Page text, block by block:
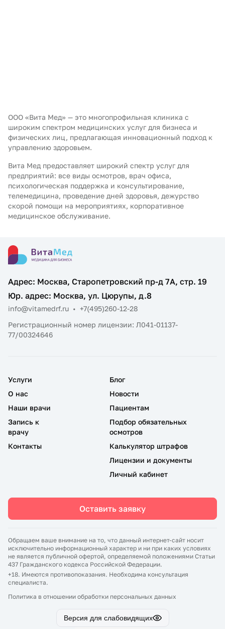
ООО «Вита Мед» — это многопрофильная клиника с
широким спектром медицинских услуг для бизнеса и
физических лиц, предлагающая инновационный подход к
управлению здоровьем.
Вита Мед предоставляет широкий спектр услуг для
предприятий: все виды осмотров, врач офиса,
психологическая поддержка и консультирование,
телемедицина, проведение дней здоровья, дежурство
скорой помощи на мероприятиях, корпоративное
медицинское обслуживание.
Адрес: Москва, Старопетровский пр-д 7А, стр. 19
Юр. адрес: Москва, ул. Цюрупы, д.8
info@vitamedrf.ru • +7(495)260-12-28
Регистрационный номер лицензии: Л041-01137-
77/00324646
Услуги
О нас
Наши врачи
Запись к
врачу
Контакты
Блог
Новости
Пациентам
Подбор обязательных
осмотров
Калькулятор штрафов
Лицензии и документы
Личный кабинет
Оставить заявку
Обращаем ваше внимание на то, что данный интернет-сайт носит
исключительно информационный характер и ни при каких условиях
не является публичной офертой, определяемой положениями Статьи
437 Гражданского кодекса Российской Федерации.
+18. Имеются противопоказания. Необходима консультация
специалиста.
Политика в отношении обработки персональных данных
Версия для слабовидящих